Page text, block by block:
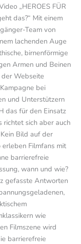
„HEROES FÜR
das?“ Mit einem
Team von
lachenden Auge
birnenförmige
Armen und Beinen
Webseite
bei
und Unterstützern
das für den Einsatz
richtet sich aber auch
Bild auf der
erleben Filmfans mit
barrierefreie
wann und wie?
gefasste Antworten
wie
Filmszene wird
barrierefreie